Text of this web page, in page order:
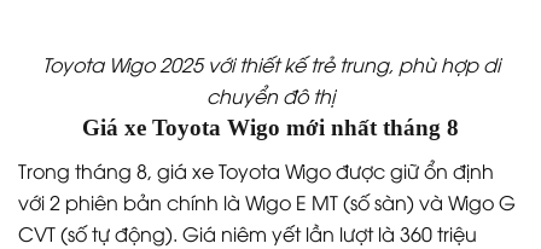
Toyota Wigo 2025 với thiết kế trẻ trung, phù hợp di
chuyển đô thị
Giá xe Toyota Wigo mới nhất tháng 8
Trong tháng 8, giá xe Toyota Wigo được giữ ổn định
với 2 phiên bản chính là Wigo E MT (số sàn) và Wigo G
CVT (số tự động). Giá niêm yết lần lượt là 360 triệu